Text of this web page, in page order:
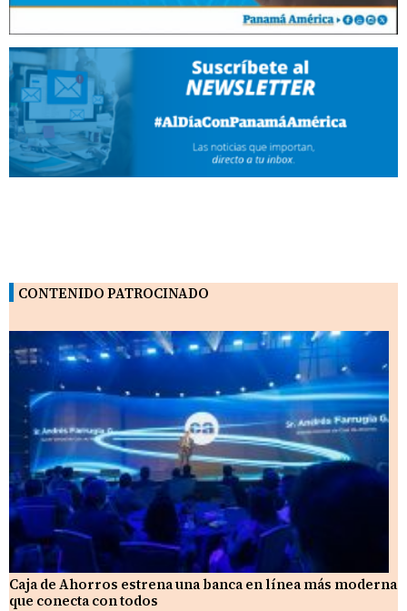
CONTENIDO PATROCINADO
Caja de Ahorros estrena una banca en línea más moderna
que conecta con todos